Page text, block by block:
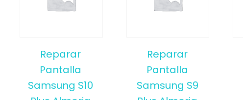
Reparar
Pantalla
Samsung S10
Reparar
Pantalla
Samsung S9